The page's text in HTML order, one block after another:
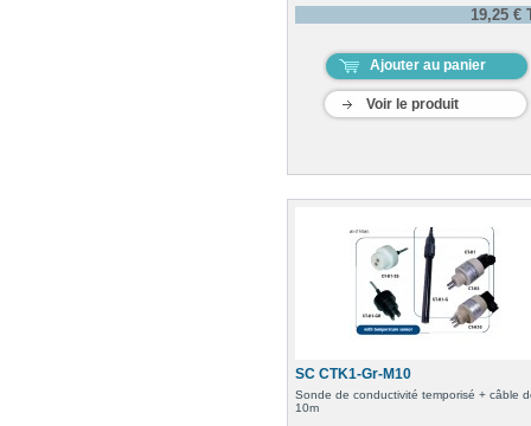
19,25 €
Ajouter au panier
Voir le produit
SC CTK1-Gr-M10
Sonde de conductivité temporisé + câble
10m